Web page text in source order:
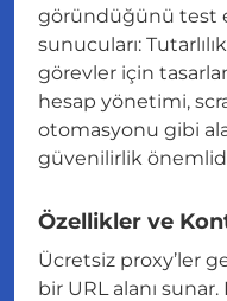
göründüğünü test
sunucuları:
görevler için
hesap yönetimi,
otomasyonu gibi
güvenilirlik
Özellikler ve
Ücretsiz proxy’ler
bir URL alanı